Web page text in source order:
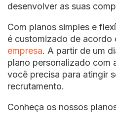
desenvolver as suas
Com planos simples e
é customizado de acordo
empresa. A partir de um
plano personalizado com
você precisa para atingir
recrutamento.
Conheça os nossos